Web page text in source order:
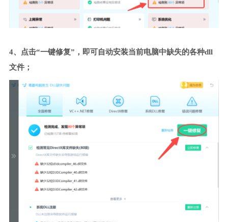
4、点击“一键修复”，即可自动安装当前电脑中缺失的各种dll
文件；